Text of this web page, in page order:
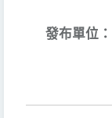
發布單位：